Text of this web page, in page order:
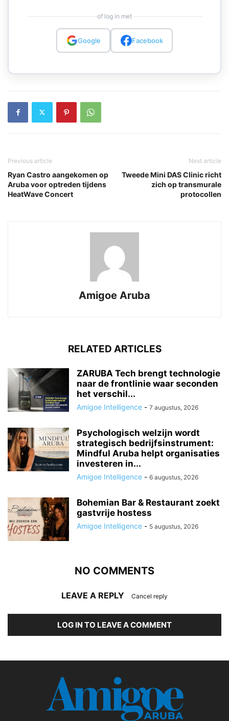
of log in met
Google Facebook
Previous article
Ryan Castro aangekomen op
Aruba voor optreden tijdens
HeatWave Concert
Next article
Tweede Mini DAS Clinic richt
zich op transmurale
protocollen
Amigoe Aruba
RELATED ARTICLES
ZARUBA Tech brengt technologie
naar de frontlinie waar seconden
het verschil...
Amigoe Intelligence - 7 augustus, 2026
Psychologisch welzijn wordt
strategisch bedrijfsinstrument:
Mindful Aruba helpt organisaties
investeren in...
Amigoe Intelligence - 6 augustus, 2026
Bohemian Bar & Restaurant zoekt
gastvrije hostess
Amigoe Intelligence - 5 augustus, 2026
NO COMMENTS
LEAVE A REPLY Cancel reply
LOG IN TO LEAVE A COMMENT